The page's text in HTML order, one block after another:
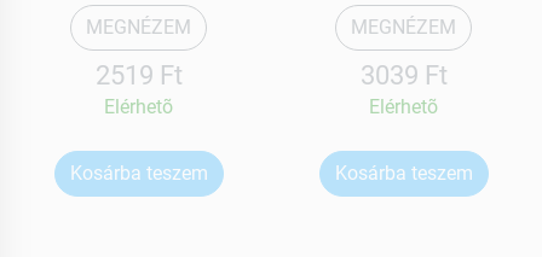
MEGNÉZEM
2519 Ft
Elérhetõ
Kosárba teszem
MEGNÉZEM
3039 Ft
Elérhetõ
Kosárba teszem